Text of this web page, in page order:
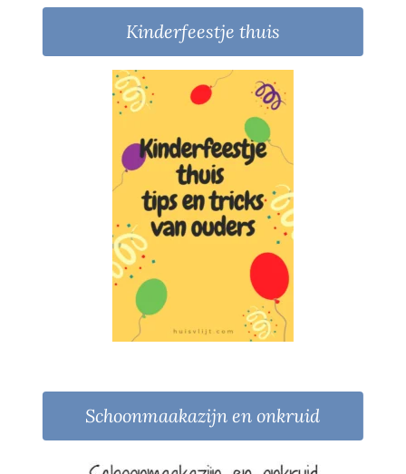
Kinderfeestje thuis
Schoonmaakazijn en onkruid